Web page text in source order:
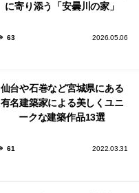
に寄り添う「安曇川の家」
63 2026.05.06
仙台や石巻など宮城県にある
有名建築家による美しくユニ
ークな建築作品13選
61 2022.03.31